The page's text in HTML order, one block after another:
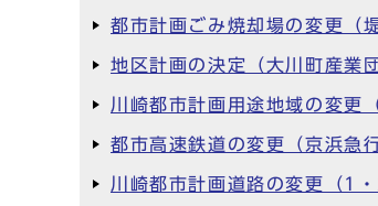
都市計画ごみ焼却場の変更（
地区計画の決定（大川町産業
川崎都市計画用途地域の変
都市高速鉄道の変更（京浜
川崎都市計画道路の変更（1